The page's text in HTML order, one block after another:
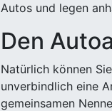
Autos und legen
Den
Natürlich können
unverbindlich eine
gemeinsamen